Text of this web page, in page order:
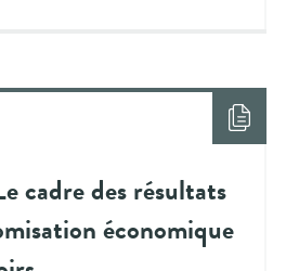
cadre des résultats
économique